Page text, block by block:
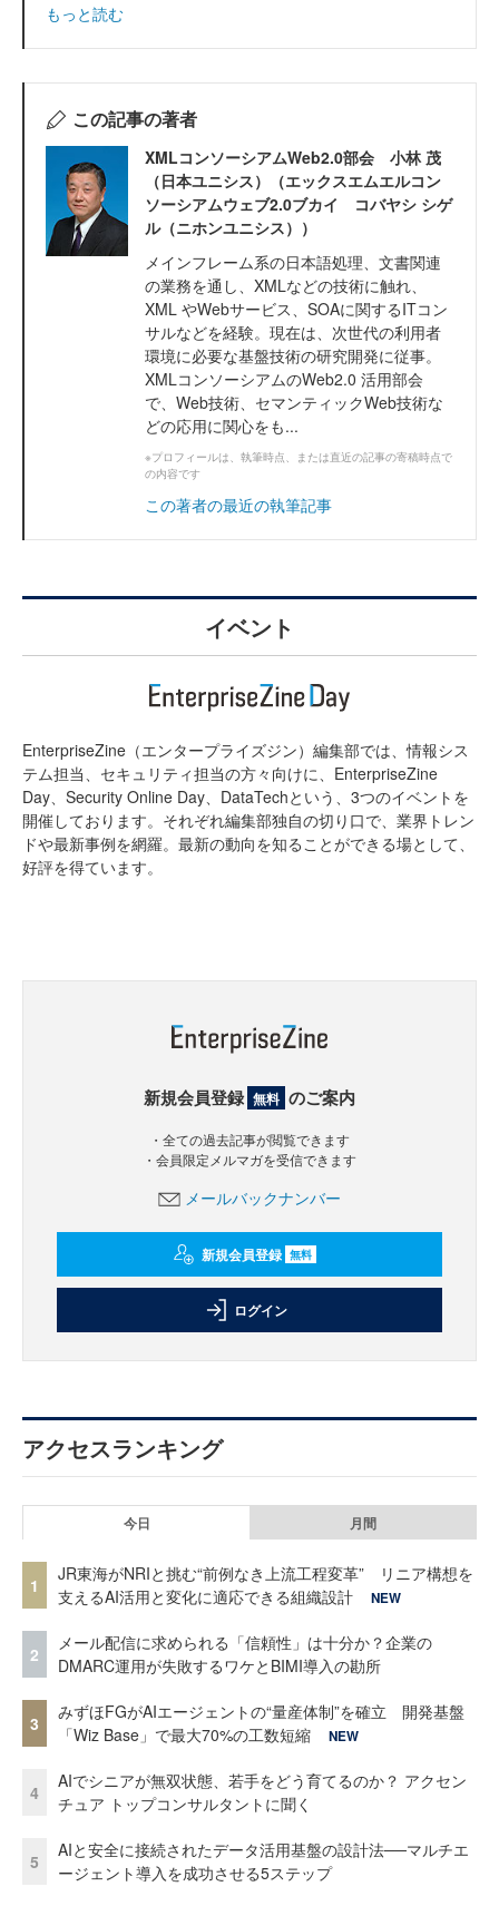
もっと読む
この記事の著者
XMLコンソーシアムWeb2.0部会 小林 茂
（日本ユニシス）（エックスエムエルコン
ソーシアムウェブ2.0ブカイ コバヤシ シゲ
ル（ニホンユニシス））
メインフレーム系の日本語処理、文書関連
の業務を通し、XMLなどの技術に触れ、
XML やWebサービス、SOAに関するITコン
サルなどを経験。現在は、次世代の利用者
環境に必要な基盤技術の研究開発に従事。
XMLコンソーシアムのWeb2.0 活用部会
で、Web技術、セマンティックWeb技術な
どの応用に関心をも...
※プロフィールは、執筆時点、または直近の記事の寄稿時点で
の内容です
この著者の最近の執筆記事
イベント
EnterpriseZine（エンタープライズジン）編集部では、情報シス
テム担当、セキュリティ担当の方々向けに、EnterpriseZine
Day、Security Online Day、DataTechという、3つのイベントを
開催しております。それぞれ編集部独自の切り口で、業界トレン
ドや最新事例を網羅。最新の動向を知ることができる場として、
好評を得ています。
新規会員登録 無料 のご案内
・全ての過去記事が閲覧できます
・会員限定メルマガを受信できます
メールバックナンバー
新規会員登録 無料
ログイン
アクセスランキング
今日 月間
1
JR東海がNRIと挑む“前例なき上流工程変革” リニア構想を
支えるAI活用と変化に適応できる組織設計
NEW
2
メール配信に求められる「信頼性」は十分か？企業の
DMARC運用が失敗するワケとBIMI導入の勘所
3
みずほFGがAIエージェントの“量産体制”を確立 開発基盤
「Wiz Base」で最大70%の工数短縮
NEW
4
AIでシニアが無双状態、若手をどう育てるのか？ アクセン
チュア トップコンサルタントに聞く
5
AIと安全に接続されたデータ活用基盤の設計法──マルチエ
ージェント導入を成功させる5ステップ